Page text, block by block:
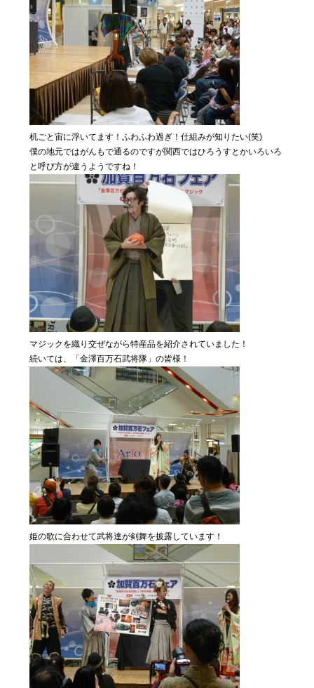
机ごと宙に浮いてます！ふわふわ過ぎ！仕組みが知りたい(笑)
僕の地元ではがんもで通るのですが関西ではひろうすとかいろいろ
と呼び方が違うようですね！
マジックを織り交ぜながら特産品を紹介されていました！
続いては、「金澤百万石武将隊」の皆様！
姫の歌に合わせて武将達が剣舞を披露しています！